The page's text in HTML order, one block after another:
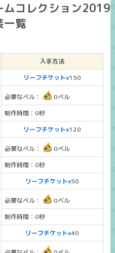
ムコレクション2019
一覧
入手方法
リーフチケットx150
必要なベル：
0ベル
制作時間：0秒
リーフチケットx120
必要なベル：
0ベル
制作時間：0秒
リーフチケットx50
必要なベル：
0ベル
制作時間：0秒
リーフチケットx40